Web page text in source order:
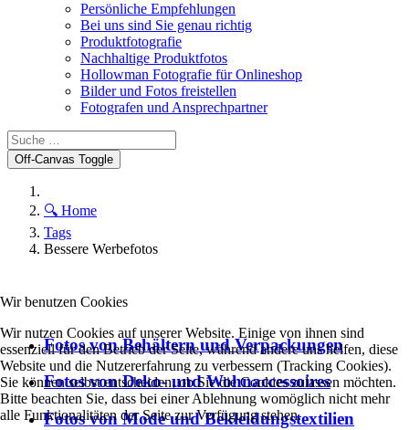
Persönliche Empfehlungen
Bei uns sind Sie genau richtig
Produktfotografie
Nachhaltige Produktfotos
Hollowman Fotografie für Onlineshop
Bilder und Fotos freistellen
Fotografen und Ansprechpartner
Off-Canvas Toggle
🔍 Home
Tags
Bessere Werbefotos
Fotos von Behältern und Verpackungen
Fotos von Deko- und Wohnaccessoires
Fotos von Mode und Bekleidungstextilien
Wir benutzen Cookies
Wir nutzen Cookies auf unserer Website. Einige von ihnen sind
essenziell für den Betrieb der Seite, während andere uns helfen, diese
Website und die Nutzererfahrung zu verbessern (Tracking Cookies).
Sie können selbst entscheiden, ob Sie die Cookies zulassen möchten.
Bitte beachten Sie, dass bei einer Ablehnung womöglich nicht mehr
alle Funktionalitäten der Seite zur Verfügung stehen.